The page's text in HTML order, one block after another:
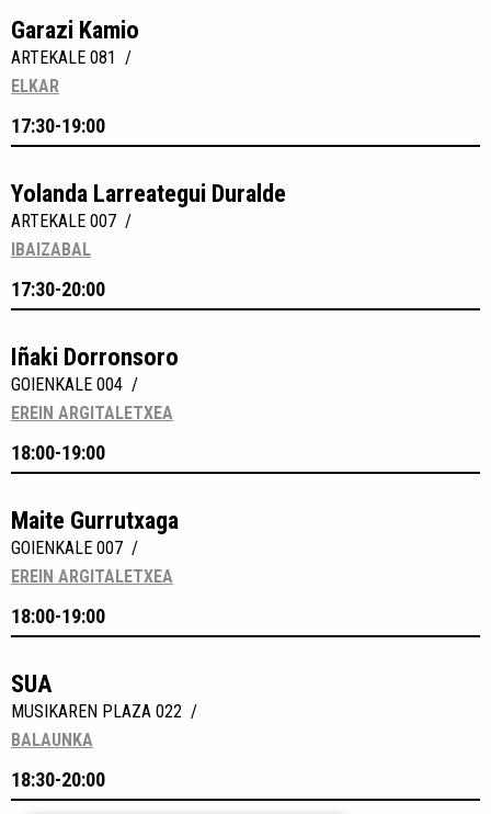
Garazi Kamio
ARTEKALE 081 /
ELKAR
17:30-19:00
Yolanda Larreategui Duralde
ARTEKALE 007 /
IBAIZABAL
17:30-20:00
Iñaki Dorronsoro
GOIENKALE 004 /
EREIN ARGITALETXEA
18:00-19:00
Maite Gurrutxaga
GOIENKALE 007 /
EREIN ARGITALETXEA
18:00-19:00
SUA
MUSIKAREN PLAZA 022 /
BALAUNKA
18:30-20:00